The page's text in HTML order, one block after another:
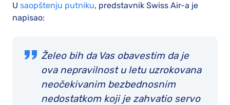
U saopštenju putniku, predstavnik Swiss Air-a je
napisao:
Želeo bih da Vas obavestim da je
ova nepravilnost u letu uzrokovana
neočekivanim bezbednosnim
nedostatkom koji je zahvatio servo